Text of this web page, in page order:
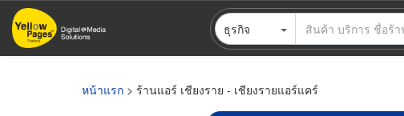
ข้าม
ไป
ธุรกิจ
หน้าแรก > ร้านแอร์ เชียงราย - เชียงรายแอร์แคร์